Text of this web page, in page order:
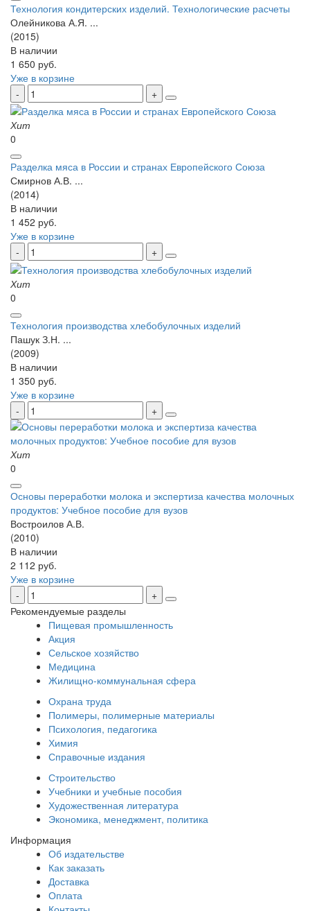
Технология кондитерских изделий. Технологические расчеты
Олейникова А.Я. ...
(2015)
В наличии
1 650 руб.
Уже в корзине
Хит
0
Разделка мяса в России и странах Европейского Союза
Смирнов А.В. ...
(2014)
В наличии
1 452 руб.
Уже в корзине
Хит
0
Технология производства хлебобулочных изделий
Пашук З.Н. ...
(2009)
В наличии
1 350 руб.
Уже в корзине
Хит
0
Основы переработки молока и экспертиза качества молочных
продуктов: Учебное пособие для вузов
Востроилов А.В.
(2010)
В наличии
2 112 руб.
Уже в корзине
Рекомендуемые разделы
Пищевая промышленность
Акция
Сельское хозяйство
Медицина
Жилищно-коммунальная сфера
Охрана труда
Полимеры, полимерные материалы
Психология, педагогика
Химия
Справочные издания
Строительство
Учебники и учебные пособия
Художественная литература
Экономика, менеджмент, политика
Информация
Об издательстве
Как заказать
Доставка
Оплата